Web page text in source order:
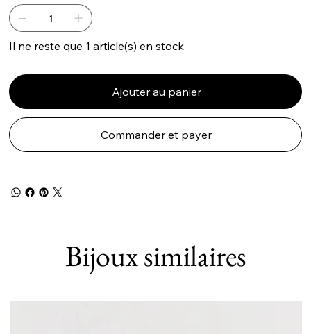
Il ne reste que 1 article(s) en stock
Ajouter au panier
Commander et payer
Bijoux similaires